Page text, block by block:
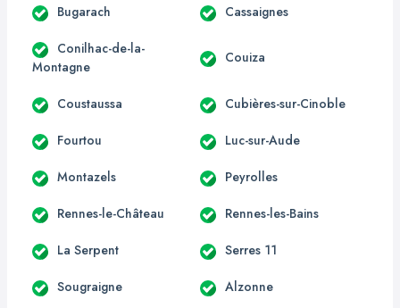
Bugarach Cassaignes
Conilhac-de-la-
Montagne
Couiza
Coustaussa Cubières-sur-Cinoble
Fourtou Luc-sur-Aude
Montazels Peyrolles
Rennes-le-Château Rennes-les-Bains
La Serpent Serres 11
Sougraigne Alzonne